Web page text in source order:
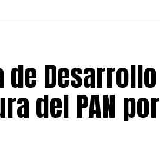
de Desarrollo
del PAN por